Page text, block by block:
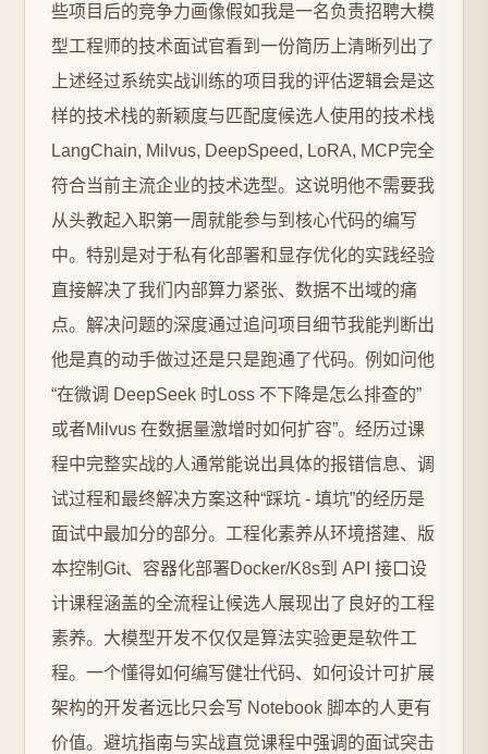
些项目后的竞争力画像假如我是一名负责招聘大模
型工程师的技术面试官看到一份简历上清晰列出了
上述经过系统实战训练的项目我的评估逻辑会是这
样的技术栈的新颖度与匹配度候选人使用的技术栈
LangChain, Milvus, DeepSpeed, LoRA, MCP完全
符合当前主流企业的技术选型。这说明他不需要我
从头教起入职第一周就能参与到核心代码的编写
中。特别是对于私有化部署和显存优化的实践经验
直接解决了我们内部算力紧张、数据不出域的痛
点。解决问题的深度通过追问项目细节我能判断出
他是真的动手做过还是只是跑通了代码。例如问他
“在微调 DeepSeek 时Loss 不下降是怎么排查的”
或者Milvus 在数据量激增时如何扩容”。经历过课
程中完整实战的人通常能说出具体的报错信息、调
试过程和最终解决方案这种“踩坑 - 填坑”的经历是
面试中最加分的部分。工程化素养从环境搭建、版
本控制Git、容器化部署Docker/K8s到 API 接口设
计课程涵盖的全流程让候选人展现出了良好的工程
素养。大模型开发不仅仅是算法实验更是软件工
程。一个懂得如何编写健壮代码、如何设计可扩展
架构的开发者远比只会写 Notebook 脚本的人更有
价值。避坑指南与实战直觉课程中强调的面试突击